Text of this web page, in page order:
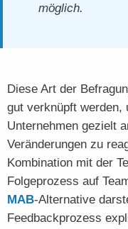
möglich.
Diese Art der
gut verknüpft werden,
Unternehmen gezielt
Veränderungen zu
Kombination mit der
Folgeprozess auf
MAB-Alternative
Feedbackprozess